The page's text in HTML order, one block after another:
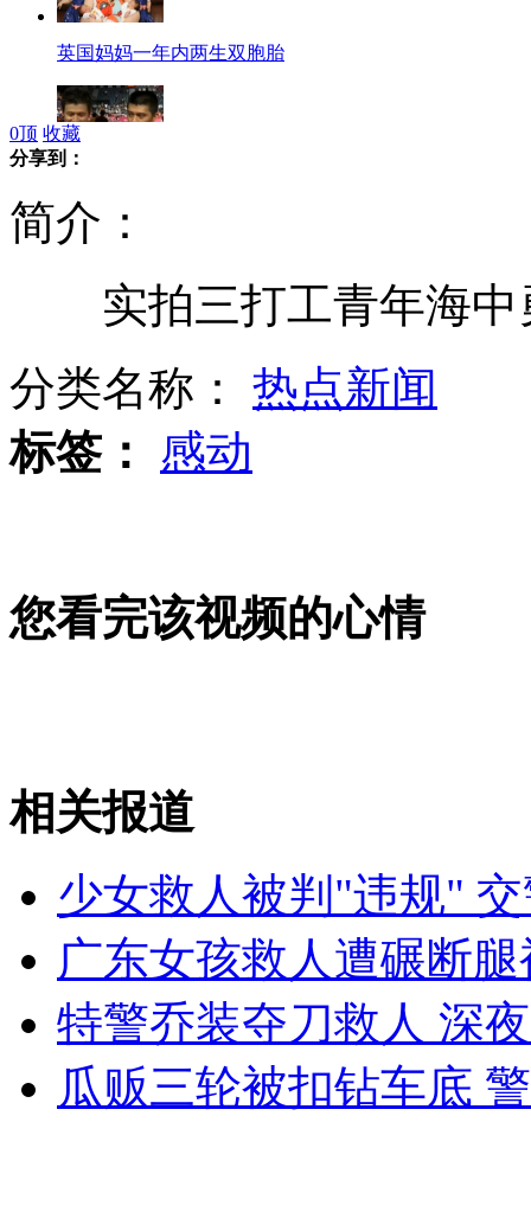
英国妈妈一年内两生双胞胎
盖州小伙回家探亲连救500人
醉汉奥运赛场扔酒瓶 被柔道女暴打
山西运城恶犬咬伤多人 警民合力深夜将其击毙
女孩北京地铁殴打老人 痛下狠手拳打脚踢
无痛分娩是否安全 医生回应
0顶 收藏
分享到：
简介：
实拍三打工青年海中
分类名称： 热点新闻
标签：
感动
您看完该视频的心情
相关报道
少女救人被判"违规"
广东女孩救人遭碾断
特警乔装夺刀救人 深
瓜贩三轮被扣钻车底